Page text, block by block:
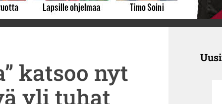
katsoo nyt
yli tuhat